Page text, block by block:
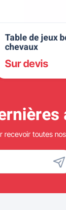
Table de jeux
chevaux
Sur devis
recevoir toutes